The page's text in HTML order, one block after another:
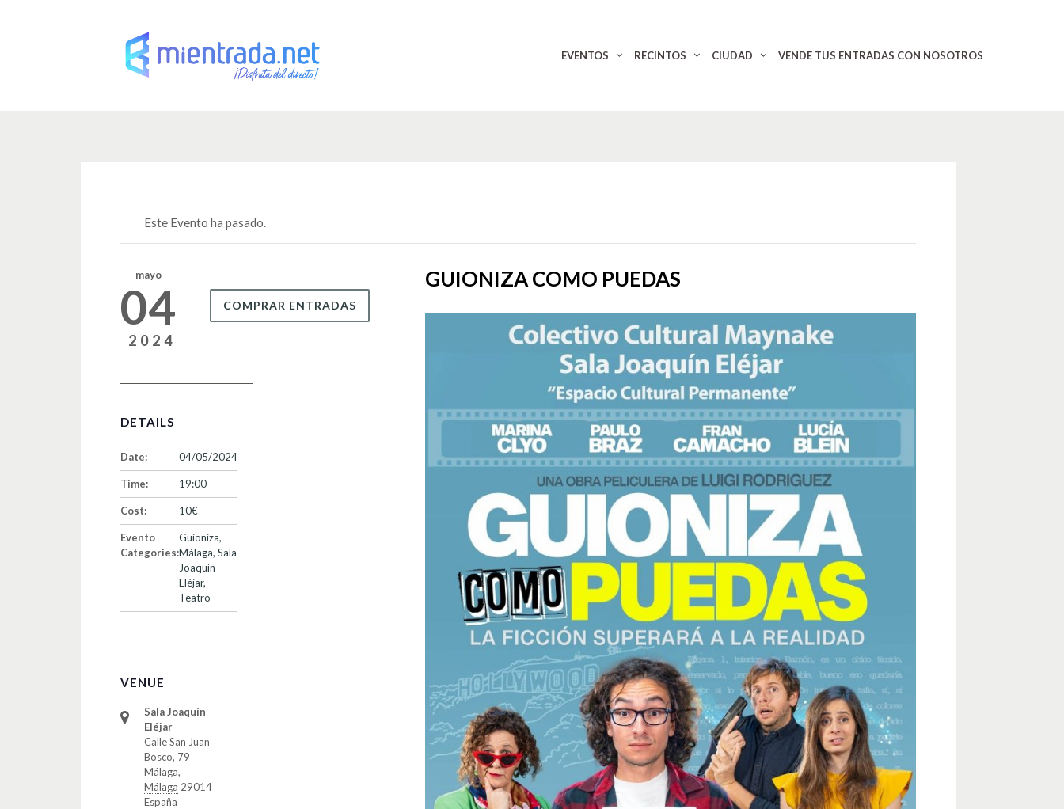
EVENTOS RECINTOS CIUDAD VENDE TUS ENTRADAS CON NOSOTROS
Este Evento ha pasado.
GUIONIZA COMO PUEDAS
mayo
04
2024
COMPRAR ENTRADAS
DETAILS
Date: 04/05/2024
Time: 19:00
Cost: 10€
Evento
Categories:
Guioniza,
Málaga, Sala
Joaquín
Eléjar,
Teatro
VENUE
Sala Joaquín
Eléjar
Calle San Juan
Bosco, 79
Málaga,
Málaga 29014
España